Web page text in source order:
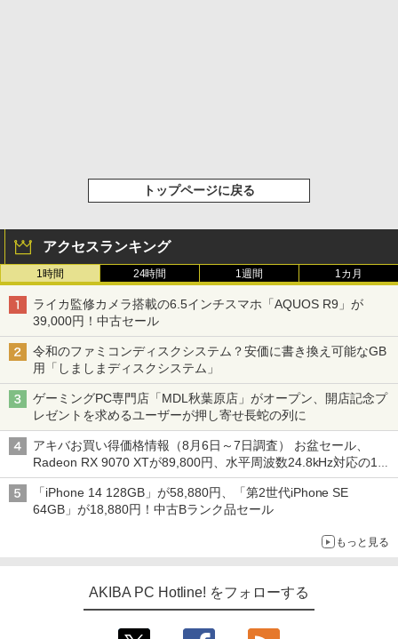
トップページに戻る
アクセスランキング
1時間 24時間 1週間 1カ月
ライカ監修カメラ搭載の6.5インチスマホ「AQUOS R9」が
39,000円！中古セール
令和のファミコンディスクシステム？安価に書き換え可能なGB
用「しましまディスクシステム」
ゲーミングPC専門店「MDL秋葉原店」がオープン、開店記念プ
レゼントを求めるユーザーが押し寄せ長蛇の列に
アキバお買い得価格情報（8月6日～7日調査） お盆セール、
Radeon RX 9070 XTが89,800円、水平周波数24.8kHz対応の17
型モニターが9,801円、暑さ指数連動セール ほか
「iPhone 14 128GB」が58,880円、「第2世代iPhone SE
64GB」が18,880円！中古Bランク品セール
もっと見る
AKIBA PC Hotline! をフォローする